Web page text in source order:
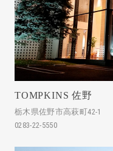
TOMPKINS 佐野
栃木県佐野市高萩町42-1
0283-22-5550